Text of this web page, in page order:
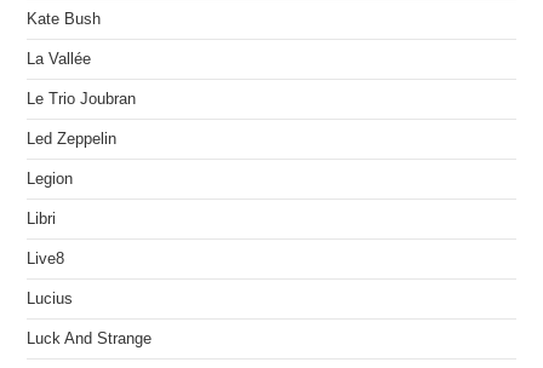
Kate Bush
La Vallée
Le Trio Joubran
Led Zeppelin
Legion
Libri
Live8
Lucius
Luck And Strange